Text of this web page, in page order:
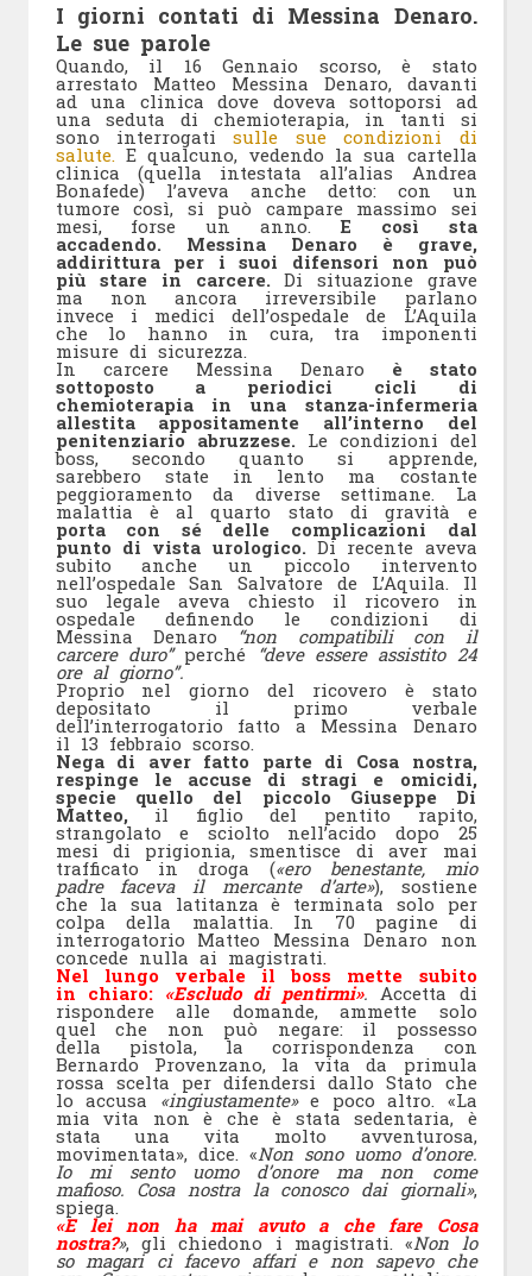
I giorni contati di Messina Denaro.
Le sue parole
Quando, il 16 Gennaio scorso, è stato
arrestato Matteo Messina Denaro, davanti
ad una clinica dove doveva sottoporsi ad
una seduta di chemioterapia, in tanti si
sono interrogatisulle sue condizioni di
salute. E qualcuno, vedendo la sua cartella
clinica (quella intestata all’alias Andrea
Bonafede) l’aveva anche detto: con un
tumore così, si può campare massimo sei
mesi, forse un anno.E così sta
accadendo. Messina Denaro è grave,
addirittura per i suoi difensori non può
più stare in carcere.Di situazione grave
ma non ancora irreversibile parlano
invece i medici dell’ospedale de L’Aquila
che lo hanno in cura, tra imponenti
misure di sicurezza.
In carcere Messina Denaro è stato
sottoposto a periodici cicli di
chemioterapia in una stanza-infermeria
allestita appositamente all’interno del
penitenziario abruzzese.Le condizioni del
boss, secondo quanto si apprende,
sarebbero state in lento ma costante
peggioramento da diverse settimane. La
malattia è al quarto stato di gravità e
porta con sé delle complicazioni dal
punto di vista urologico. Di recente aveva
subito anche un piccolo intervento
nell’ospedale San Salvatore de L’Aquila. Il
suo legale aveva chiesto il ricovero in
ospedale definendo le condizioni di
Messina Denaro “non compatibili con il
carcere duro”perché “deve essere assistito 24
ore al giorno”.
Proprio nel giorno del ricovero è stato
depositato il primo verbale
dell’interrogatorio fatto a Messina Denaro
il 13 febbraio scorso.
Nega di aver fatto parte di Cosa nostra,
respinge le accuse di stragi e omicidi,
specie quello del piccolo Giuseppe Di
Matteo,il figlio del pentito rapito,
strangolato e sciolto nell’acido dopo 25
mesi di prigionia, smentisce di aver mai
trafficato in droga («ero benestante, mio
padre faceva il mercante d’arte»), sostiene
che la sua latitanza è terminata solo per
colpa della malattia. In 70 pagine di
interrogatorio Matteo Messina Denaro non
concede nulla ai magistrati.
Nel lungo verbale il boss mette subito
in chiaro:«Escludo di pentirmi».Accetta di
rispondere alle domande, ammette solo
quel che non può negare: il possesso
della pistola, la corrispondenza con
Bernardo Provenzano, la vita da primula
rossa scelta per difendersi dallo Stato che
lo accusa «ingiustamente» e poco altro. «La
mia vita non è che è stata sedentaria, è
stata una vita molto avventurosa,
movimentata», dice. «Non sono uomo d’onore.
Io mi sento uomo d’onore ma non come
mafioso. Cosa nostra la conosco dai giornali»,
spiega.
«E lei non ha mai avuto a che fare Cosa
nostra?», gli chiedono i magistrati. «Non lo
so magari ci facevo affari e non sapevo che